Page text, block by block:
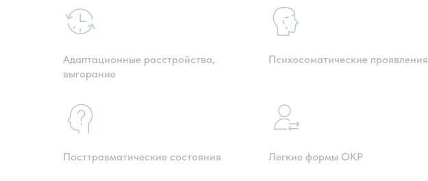
Адаптационные расстройства,
выгорание
Психосоматические проявления
Посттравматические состояния Легкие формы ОКР